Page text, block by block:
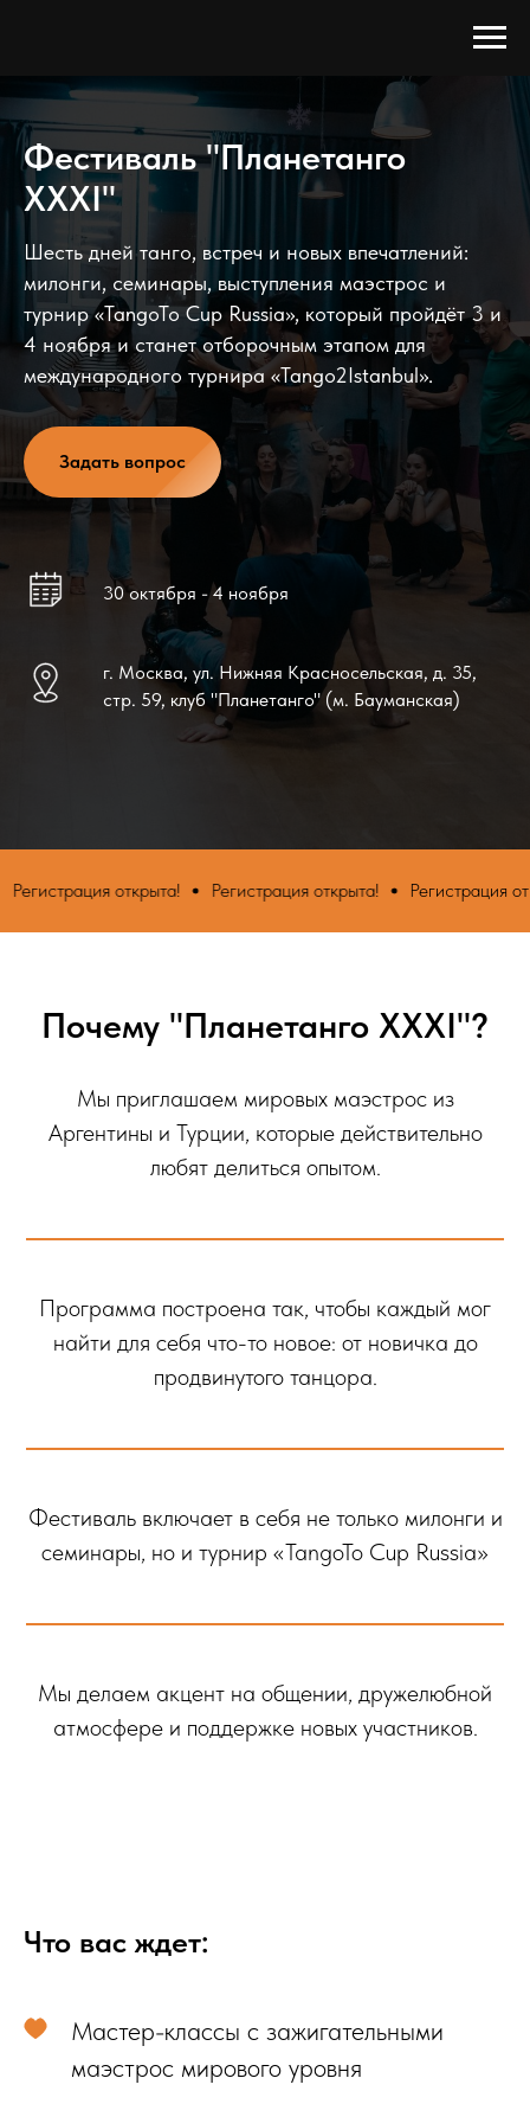
Фестиваль "Планетанго
XXXI"
Шесть дней танго, встреч и новых впечатлений:
милонги, семинары, выступления маэстрос и
турнир «TangoTo Cup Russia», который пройдёт 3 и
4 ноября и станет отборочным этапом для
международного турнира «Tango2Istanbul».
Задать вопрос
30 октября - 4 ноября
г. Москва, ул. Нижняя Красносельская, д. 35,
стр. 59, клуб "Планетанго" (м. Бауманская)
открыта! Регистрация открыта! Регистрация открыта!
Почему "Планетанго XXXI"?
Мы приглашаем мировых маэстрос из
Аргентины и Турции, которые действительно
любят делиться опытом.
Программа построена так, чтобы каждый мог
найти для себя что-то новое: от новичка до
продвинутого танцора.
Фестиваль включает в себя не только милонги и
семинары, но и турнир «TangoTo Cup Russia»
Мы делаем акцент на общении, дружелюбной
атмосфере и поддержке новых участников.
Что вас ждет:
Мастер-классы с зажигательными
маэстрос мирового уровня